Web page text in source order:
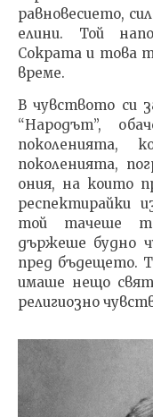
равновесието,
елини. Той
Сократа и това
време.
В чувството си
“Народът”,
поколенията,
поколенията,
ония, на които
респектирайки
той тачеше
държеше будно
пред бъдещето.
имаше нещо
религиозно